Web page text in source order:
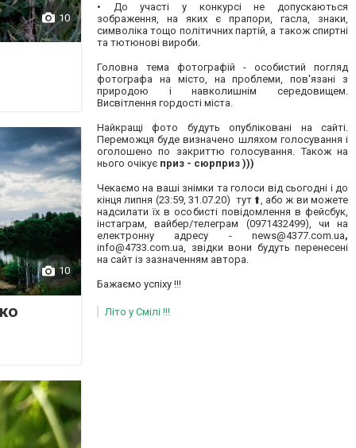
10
10
• До участі у конкурсі не допускаються
зображення, на яких є прапори, гасла, знаки,
символіка тощо політичних партій, а також спиртні
та тютюнові вироби.
Головна тема фотографій - особистий погляд
фотографа на місто, на проблеми, пов'язані з
природою і навколишнім середовищем.
Висвітлення гордості міста.
Найкращі фото будуть опубліковані на сайті.
Переможця буде визначено шляхом голосування і
оголошено по закриттю голосування. Також на
нього очікує приз - сюрприз )))
Чекаємо на ваші знімки та голоси від сьогодні і до
кінця липня (23:59, 31.07.20) тут ⬆️, або ж ви можете
надсилати їх в особисті повідомлення в фейсбук,
інстаграм, вайбер/телеграм (0971432499), чи на
електронну адресу - news@4377.com.ua,
info@4733.com.ua, звідки вони будуть перенесені
на сайт із зазначенням автора.
Бажаємо успіху !!!
Літо у Смілі !!!